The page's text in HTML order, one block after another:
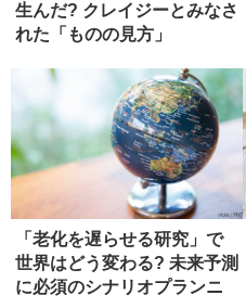
生んだ? クレイジーとみなさ
れた「ものの見方」
「老化を遅らせる研究」で
世界はどう変わる? 未来予測
に必須のシナリオプランニ